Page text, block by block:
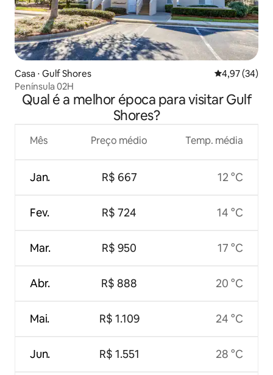
Casa ⋅ Gulf Shores 4,97 de uma
4,97 (34)
Península 02H
Qual é a melhor época para visitar Gulf
Shores?
Mês
Jan.
Fev.
Mar.
Abr.
Mai.
Jun.
Preço médio
R$ 667
R$ 724
R$ 950
R$ 888
R$ 1.109
R$ 1.551
Temp. média
12 °C
14 °C
17 °C
20 °C
24 °C
28 °C